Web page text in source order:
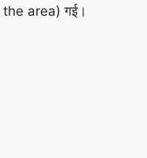
area) गई।